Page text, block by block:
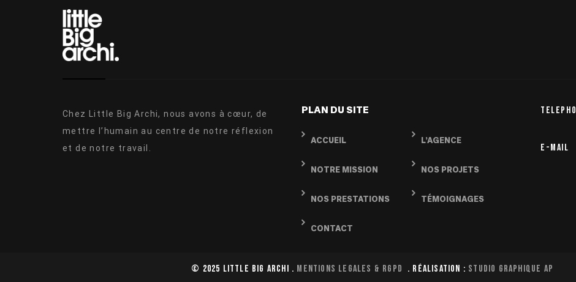
Chez Little Big Archi, nous avons à cœur, de
mettre l’humain au centre de notre réflexion
et de notre travail.
PLAN DU SITE
ACCUEIL L’AGENCE
NOTRE MISSION NOS PROJETS
NOS PRESTATIONS TÉMOIGNAGES
CONTACT
E-mail
© 2025 LITTLE BIG ARCHI . MENTIONS LEGALES & RGPD . Réalisation : Studio Graphique AP